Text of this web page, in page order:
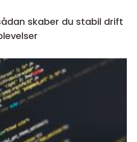
skaber du stabil drift